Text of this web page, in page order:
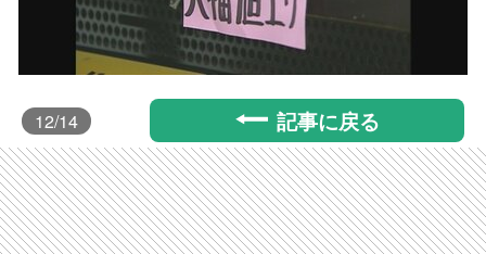
12/14 記事に戻る